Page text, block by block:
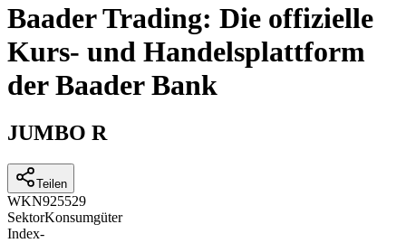
Baader Trading: Die offizielle
Kurs- und Handelsplattform
der Baader Bank
JUMBO R
Teilen
WKN925529
SektorKonsumgüter
Index-